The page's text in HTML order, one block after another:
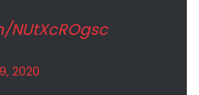
2020